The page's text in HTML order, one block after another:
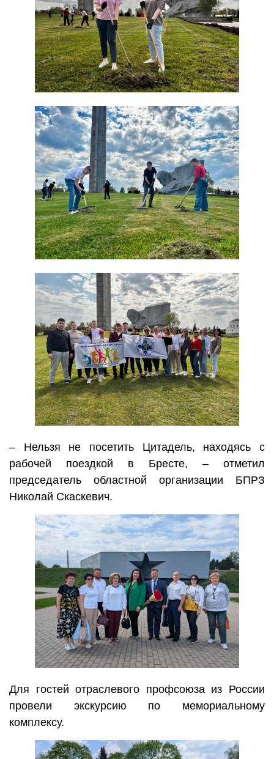
– Нельзя не посетить Цитадель, находясь с
рабочей поездкой в Бресте, – отметил
председатель областной организации БПРЗ
Николай Скаскевич.
Для гостей отраслевого профсоюза из России
провели экскурсию по мемориальному
комплексу.